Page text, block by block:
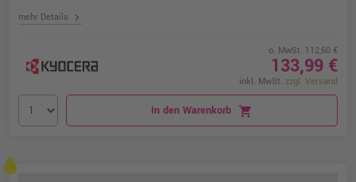
mehr Details chevron_right
o. MwSt. 112,60 €
133,99 €
inkl. MwSt. zzgl. Versand
In den Warenkorb shopping_cart